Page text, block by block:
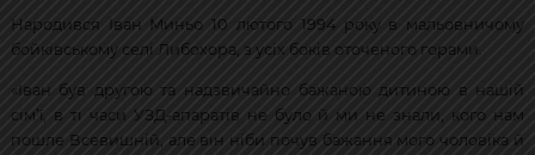
Народився Іван Миньо 10 лютого 1994 року в мальовничому
бойківському селі Либохора, з усіх боків оточеного горами.
«Іван був другою та надзвичайно бажаною дитиною в нашій
сім’ї, в ті часи УЗД-апаратів не було й ми не знали, кого нам
пошле Всевишній, але він ніби почув бажання мого чоловіка й